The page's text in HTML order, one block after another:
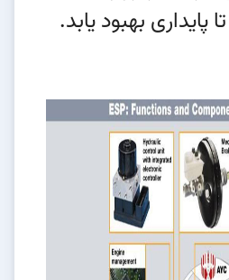
بهبود یابد.